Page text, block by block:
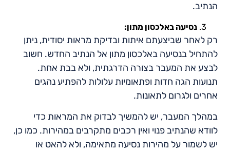
הנתיב.
נסיעה באלכסון מתון:
רק לאחר שביצעתם איתות ובדיקת מראות יסודית, ניתן
להתחיל בנסיעה באלכסון מתון אל הנתיב החדש. חשוב
לבצע את המעבר בצורה הדרגתית, ולא בבת אחת.
תנועות הגה חדות ופתאומיות עלולות להפתיע נהגים
אחרים ולגרום לתאונות.
במהלך המעבר, יש להמשיך לבדוק את המראות כדי
לוודא שהנתיב פנוי ואין רכבים מתקרבים במהירות. כמו כן,
יש לשמור על מהירות נסיעה מתאימה, ולא להאט או